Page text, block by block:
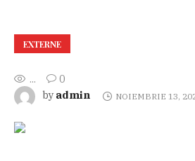
EXTERNE
...
0
by admin NOIEMBRIE 13,